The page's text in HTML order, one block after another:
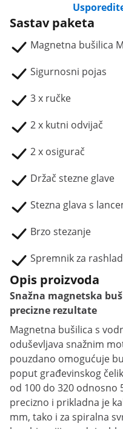
Sastav paketa
Magnetna bušilica
Sigurnosni pojas
3 x ručke
2 x kutni odvijač
2 x osigurač
Držač stezne glave
Stezna glava s
Brzo stezanje
Spremnik za
Opis proizvoda
Snažna magnetska
precizne rezultate
Magnetna bušilica s
oduševljava snažnim
pouzdano omogućuje
poput građevinskog
od 100 do 320 odnosno
precizno i prikladna je
mm, tako i za spiralna